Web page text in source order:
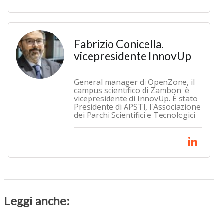
Fabrizio Conicella,
vicepresidente InnovUp
General manager di OpenZone, il
campus scientifico di Zambon, è
vicepresidente di InnovUp. È stato
Presidente di APSTI, l'Associazione
dei Parchi Scientifici e Tecnologici
Leggi anche: